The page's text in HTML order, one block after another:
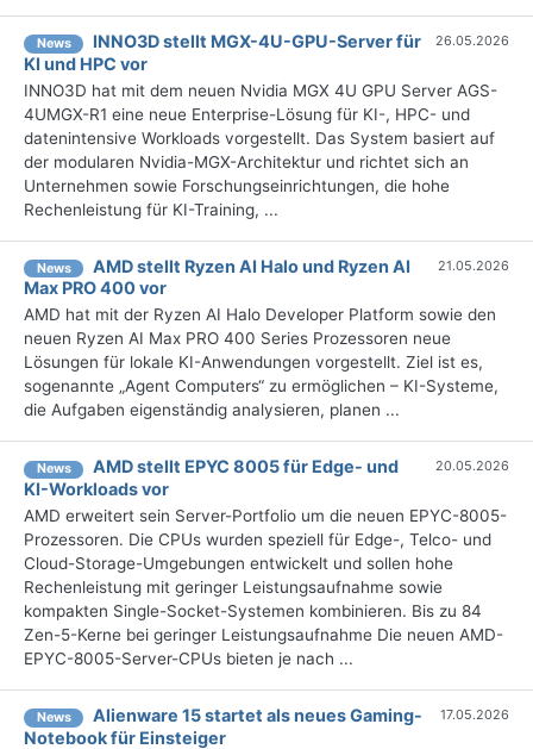
News
INNO3D stellt MGX-4U-GPU-Server für
KI und HPC vor
26.05.2026
INNO3D hat mit dem neuen Nvidia MGX 4U GPU Server AGS-
4UMGX-R1 eine neue Enterprise-Lösung für KI-, HPC- und
datenintensive Workloads vorgestellt. Das System basiert auf
der modularen Nvidia-MGX-Architektur und richtet sich an
Unternehmen sowie Forschungseinrichtungen, die hohe
Rechenleistung für KI-Training, ...
News
AMD stellt Ryzen AI Halo und Ryzen AI
Max PRO 400 vor
21.05.2026
AMD hat mit der Ryzen AI Halo Developer Platform sowie den
neuen Ryzen AI Max PRO 400 Series Prozessoren neue
Lösungen für lokale KI-Anwendungen vorgestellt. Ziel ist es,
sogenannte „Agent Computers“ zu ermöglichen – KI-Systeme,
die Aufgaben eigenständig analysieren, planen ...
News
AMD stellt EPYC 8005 für Edge- und
KI-Workloads vor
20.05.2026
AMD erweitert sein Server-Portfolio um die neuen EPYC-8005-
Prozessoren. Die CPUs wurden speziell für Edge-, Telco- und
Cloud-Storage-Umgebungen entwickelt und sollen hohe
Rechenleistung mit geringer Leistungsaufnahme sowie
kompakten Single-Socket-Systemen kombinieren. Bis zu 84
Zen-5-Kerne bei geringer Leistungsaufnahme Die neuen AMD-
EPYC-8005-Server-CPUs bieten je nach ...
News
Alienware 15 startet als neues Gaming-
Notebook für Einsteiger
17.05.2026